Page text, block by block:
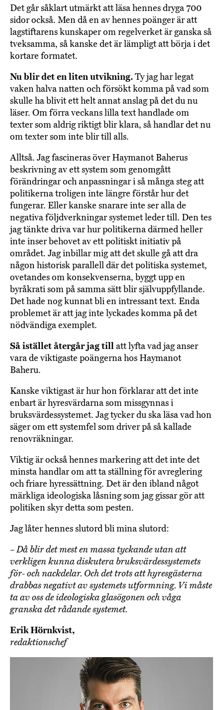
Det går såklart utmärkt att läsa hennes dryga 700
sidor också. Men då en av hennes poänger är att
lagstiftarens kunskaper om regelverket är ganska så
tveksamma, så kanske det är lämpligt att börja i det
kortare formatet.
Nu blir det en liten utvikning.Ty jag har legat
vaken halva natten och försökt komma på vad som
skulle ha blivit ett helt annat anslag på det du nu
läser. Om förra veckans lilla text handlade om
texter som aldrig riktigt blir klara, så handlar det nu
om texter som inte blir till alls.
Alltså. Jag fascineras över Haymanot Baherus
beskrivning av ett system som genomgått
förändringar och anpassningar i så många steg att
politikerna troligen inte längre förstår hur det
fungerar. Eller kanske snarare inte ser alla de
negativa följdverkningar systemet leder till. Den tes
jag tänkte driva var hur politikerna därmed heller
inte inser behovet av ett politiskt initiativ på
området. Jag inbillar mig att det skulle gå att dra
någon historisk parallell där det politiska systemet,
ovetandes om konsekvenserna, byggt upp en
byråkrati som på samma sätt blir självuppfyllande.
Det hade nog kunnat bli en intressant text. Enda
problemet är att jag inte lyckades komma på det
nödvändiga exemplet.
Så istället återgår jag tillatt lyfta vad jag anser
vara de viktigaste poängerna hos Haymanot
Baheru.
Kanske viktigast är hur hon förklarar att det inte
enbart är hyresvärdarna som missgynnas i
bruksvärdessystemet. Jag tycker du ska läsa vad hon
säger om ett systemfel som driver på så kallade
renovräkningar.
Viktig är också hennes markering att det inte det
minsta handlar om att ta ställning för avreglering
och friare hyressättning. Det är den ibland något
märkliga ideologiska låsning som jag gissar gör att
politiken skyr detta som pesten.
Jag låter hennes slutord bli mina slutord:
– Då blir det mest en massa tyckande utan att
verkligen kunna diskutera bruksvärdessystemets
för- och nackdelar. Och det trots att hyresgästerna
drabbas negativt av systemets utformning. Vi måste
ta av oss de ideologiska glasögonen och våga
granska det rådande systemet.
Erik Hörnkvist,
redaktionschef